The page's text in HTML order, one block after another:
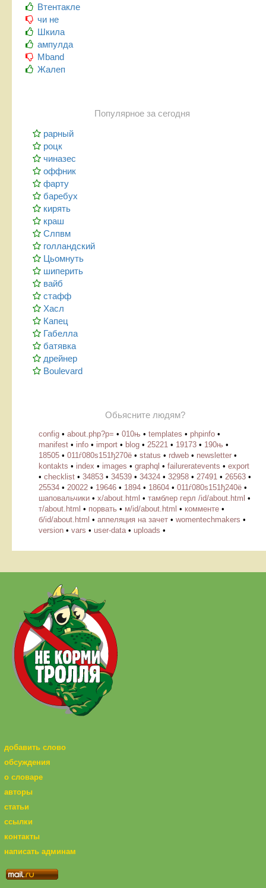
Втентакле
чи не
Шкила
ампулда
Mband
Жалеп
Популярное за сегодня
рарный
роцк
чиназес
оффник
фарту
баребух
кирять
краш
Слпвм
голландский
Цьомнуть
шиперить
вайб
стафф
Хасл
Капец
Габелла
батявка
дрейнер
Boulevard
Обьясните людям?
config • about.php?p= • 010њ • templates • phpinfo •
manifest • info • import • blog • 25221 • 19173 • 190њ •
18505 • 011ѓ080ѕ151ђ270ё • status • rdweb • newsletter •
kontakts • index • images • graphql • failureratevents • export
• checklist • 34853 • 34539 • 34324 • 32958 • 27491 • 26563 •
25534 • 20022 • 19646 • 1894 • 18604 • 011ѓ080ѕ151ђ240ё •
шаповальчики • х/about.html • тамблер герл /id/about.html •
т/about.html • порвать • м/id/about.html • комменте •
б/id/about.html • аппеляция на зачет • womentechmakers •
version • vars • user-data• uploads •
добавить слово
обсуждения
о словаре
авторы
статьи
ссылки
контакты
написать админам